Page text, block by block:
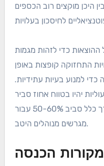
היכן מוקצים רוב הכספים
כדי לזהות מגמות
התחזוקה קופצות באופן
למנוע בעיות עתידיות.
יהיו בטווח אחוז סביר
מההכנסות הכוללות, בדרך כלל סביב 50-60% עבור
מגרשים מנוהלים היטב.
הכנסה